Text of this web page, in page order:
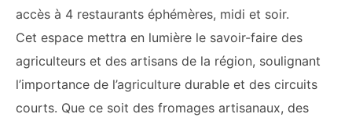
accès à 4 restaurants éphémères, midi et soir.
Cet espace mettra en lumière le savoir-faire des
agriculteurs et des artisans de la région, soulignant
l’importance de l’agriculture durable et des circuits
courts. Que ce soit des fromages artisanaux, des